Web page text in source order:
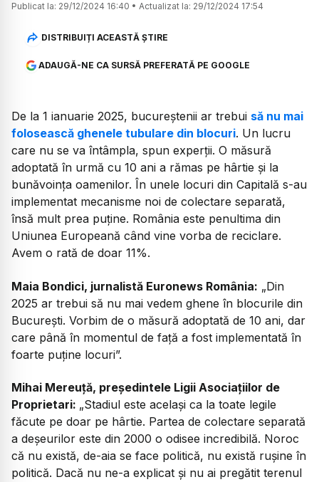
Publicat la: 29/12/2024 16:40 • Actualizat la: 29/12/2024 17:54
DISTRIBUIȚI ACEASTĂ ȘTIRE
ADAUGĂ-NE CA SURSĂ PREFERATĂ PE GOOGLE
De la 1 ianuarie 2025, bucureștenii ar trebui să nu mai
folosească ghenele tubulare din blocuri. Un lucru
care nu se va întâmpla, spun experții. O măsură
adoptată în urmă cu 10 ani a rămas pe hârtie și la
bunăvoința oamenilor. În unele locuri din Capitală s-au
implementat mecanisme noi de colectare separată,
însă mult prea puține. România este penultima din
Uniunea Europeană când vine vorba de reciclare.
Avem o rată de doar 11%.
Maia Bondici, jurnalistă Euronews România: „Din
2025 ar trebui să nu mai vedem ghene în blocurile din
București. Vorbim de o măsură adoptată de 10 ani, dar
care până în momentul de față a fost implementată în
foarte puține locuri”.
Mihai Mereuță, președintele Ligii Asociațiilor de
Proprietari: „Stadiul este același ca la toate legile
făcute pe doar pe hârtie. Partea de colectare separată
a deșeurilor este din 2000 o odisee incredibilă. Noroc
că nu există, de-aia se face politică, nu există rușine în
politică. Dacă nu ne-a explicat și nu ai pregătit terenul